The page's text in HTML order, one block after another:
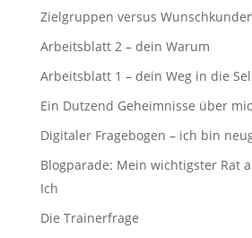
Zielgruppen versus
Arbeitsblatt 2 – dein Warum
Arbeitsblatt 1 – dein Weg in die
Ein Dutzend Geheimnisse über
Digitaler Fragebogen – ich bin
Blogparade: Mein wichtigster Rat
Ich
Die Trainerfrage